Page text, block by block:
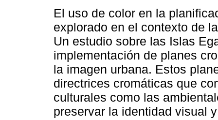
El uso de color en la
explorado en el contexto de
Un estudio sobre las Islas
implementación de planes
la imagen urbana. Estos
directrices cromáticas que
culturales como las
preservar la identidad visual